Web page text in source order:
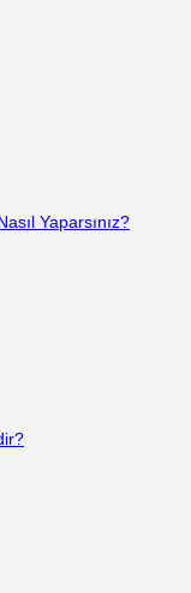
Yaparsınız?